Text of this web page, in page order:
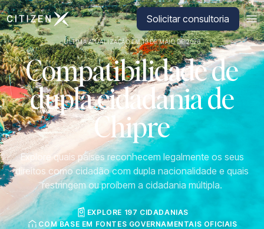
Ir para a página inicial da CitizenX Solicitar consultoria
ÚLTIMA ATUALIZAÇÃO EM 19 DE MAIO DE 2026
Compatibilidade de
dupla cidadania de
Chipre
Explore quais países reconhecem legalmente os seus
direitos como cidadão com dupla nacionalidade e quais
restringem ou proíbem a cidadania múltipla.
EXPLORE 197 CIDADANIAS
COM BASE EM FONTES GOVERNAMENTAIS OFICIAIS